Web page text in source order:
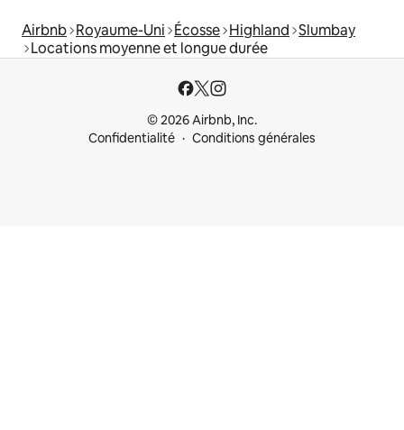
Airbnb Royaume-Uni Écosse Highland Slumbay
Locations moyenne et longue durée
© 2026 Airbnb, Inc.
Confidentialité
Conditions générales